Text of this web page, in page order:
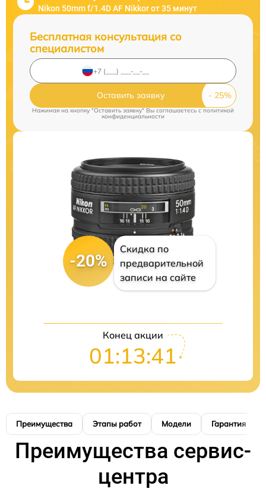
Nikon 50mm f/1.4D AF Nikkor от 35 минут
Бесплатная консультация со
специалистом
Оставить заявку
Нажимая на кнопку "Оставить заявку" Вы соглашаетесь cполитикой
конфиденциальности
-20%
Скидка по
предварительной
записи на сайте
Конец акции
01:13:40
Преимущества Этапы работ Модели Гарантия
Преимущества сервис-
центра